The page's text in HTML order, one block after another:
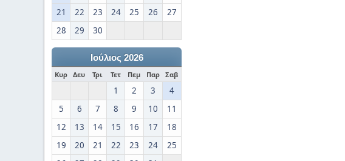
21
22 23 24 25 26
27
28
29 30
Ιούλιος 2026
Κυρ Δευ Τρι Τετ Πεμ Παρ Σαβ
1 2 3
4
5
6 7 8 9 10
11
12
13 14 15 16 17
18
19
20 21 22 23 24
25